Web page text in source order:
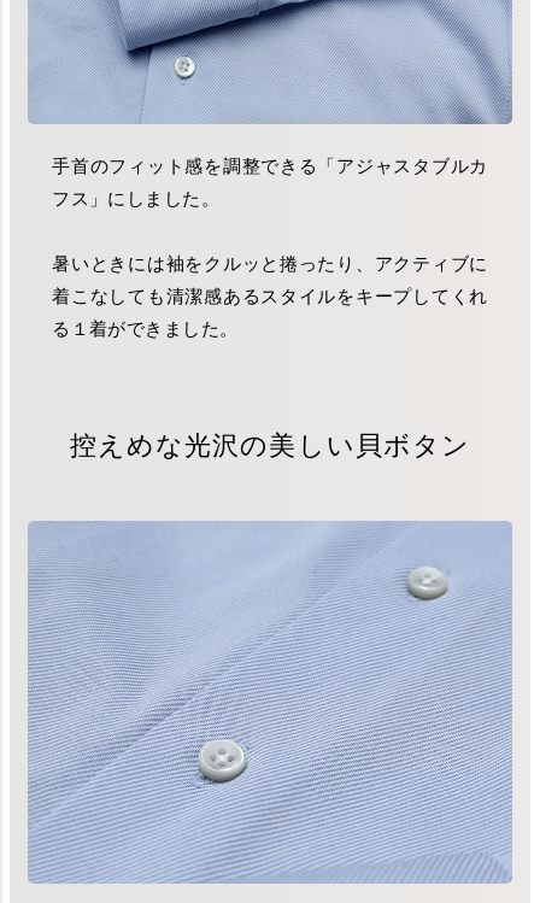
手首のフィット感を調整できる「アジャスタブルカ
フス」にしました。
暑いときには袖をクルッと捲ったり、アクティブに
着こなしても清潔感あるスタイルをキープしてくれ
る１着ができました。
控えめな光沢の美しい貝ボタン